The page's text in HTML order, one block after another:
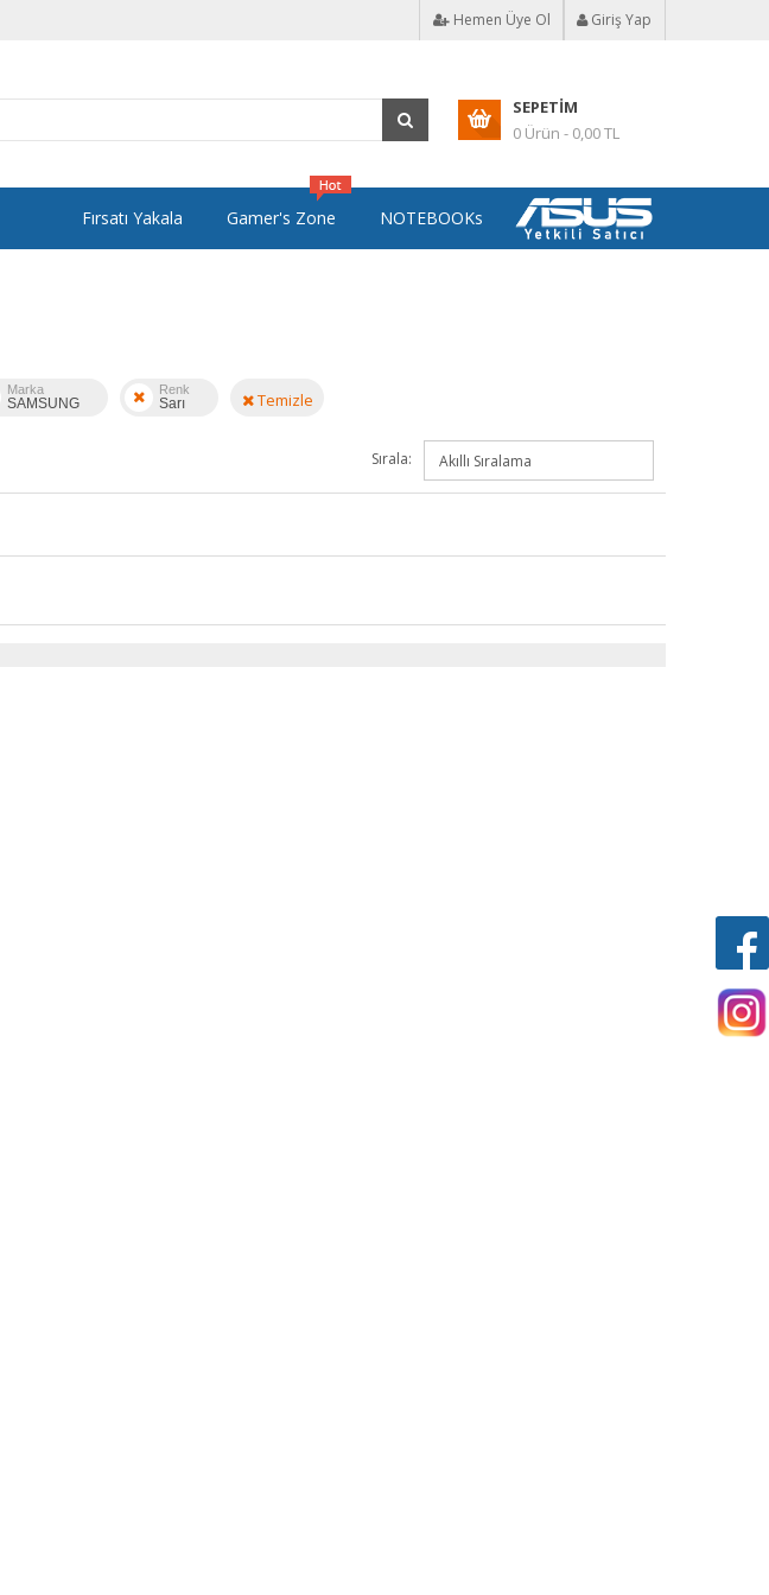
Hemen Üye Ol Giriş Yap
SEPETIM
0 Ürün - 0,00 TL
Fırsatı Yakala Gamer's Zone NOTEBOOKs
Marka
SAMSUNG
Renk
Sarı Temizle
Sırala: